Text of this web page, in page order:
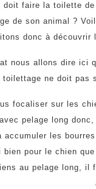
doit faire la toilette
de son animal ?
donc à découvrir
nous allons dire ici
ne doit pas
focaliser sur les
pelage long
accumuler les
bien pour le chien
au pelage long, il